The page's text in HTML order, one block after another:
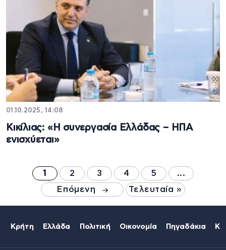
01.10.2025, 14:08
Κικίλιας: «Η συνεργασία Ελλάδας – ΗΠΑ
ενισχύεται»
1 2 3 4 5
...
Επόμενη
Τελευταία »
Κρήτη Ελλάδα Πολιτική Οικονομία Πηγαδάκια